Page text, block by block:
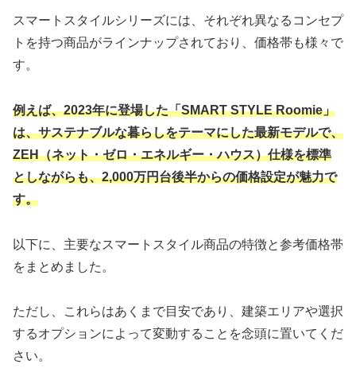
スマートスタイルシリーズには、それぞれ異なるコンセプ
トを持つ商品がラインナップされており、価格帯も様々で
す。
例えば、2023年に登場した「SMART STYLE Roomie」
は、サステナブルな暮らしをテーマにした最新モデルで、
ZEH（ネット・ゼロ・エネルギー・ハウス）仕様を標準
としながらも、2,000万円台後半からの価格設定が魅力で
す。
以下に、主要なスマートスタイル商品の特徴と参考価格帯
をまとめました。
ただし、これらはあくまで目安であり、建築エリアや選択
するオプションによって変動することを念頭に置いてくだ
さい。